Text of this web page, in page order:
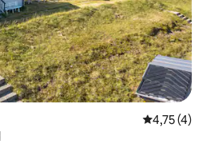
Évaluation
4,75 (4)